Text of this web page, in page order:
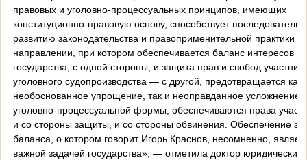
правовых и уголовно-процессуальных принципов, имеющих
конституционно-правовую основу, способствует
развитию законодательства и правоприменительной практики в
направлении, при котором обеспечивается баланс интересов
государства, с одной стороны, и защита прав и свобод
уголовного судопроизводства — с другой, предотвращается как
необоснованное упрощение, так и неоправданное усложнение
уголовно-процессуальной формы, обеспечиваются права
и со стороны защиты, и со стороны обвинения. Обеспечение
баланса, о котором говорит Игорь Краснов, несомненно,
важной задачей государства», — отметила доктор юридических